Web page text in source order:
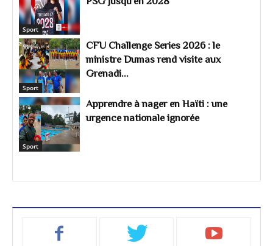
Sport
Sport
CFU Challenge Series 2026 : le
ministre Dumas rend visite aux
Grenadi...
Sport
Apprendre à nager en Haïti : une
urgence nationale ignorée